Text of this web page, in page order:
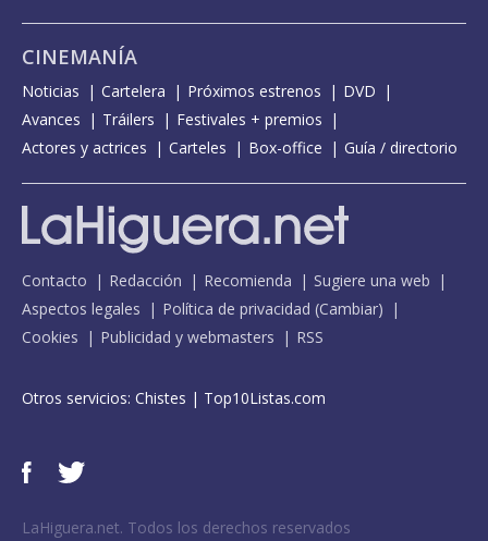
CINEMANÍA
Noticias Cartelera Próximos estrenos
DVD
Avances
Tráilers
Festivales + premios
Actores y actrices
Carteles Box-office Guía / directorio
Contacto Redacción Recomienda
Sugiere una web
Aspectos legales
Política de privacidad (Cambiar)
Cookies
Publicidad y webmasters RSS
Otros servicios: Chistes | Top10Listas.com
LaHiguera.net. Todos los derechos reservados